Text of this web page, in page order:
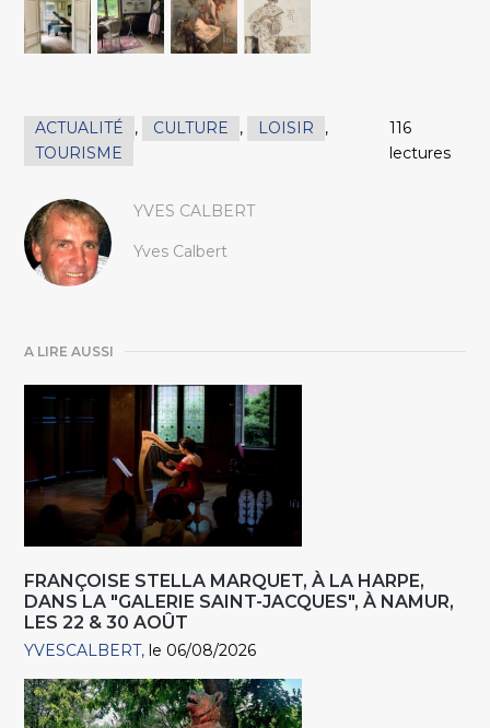
ACTUALITÉ , CULTURE , LOISIR
,
TOURISME
116
lectures
YVES CALBERT
Yves Calbert
A LIRE AUSSI
FRANÇOISE STELLA MARQUET, À LA HARPE,
DANS LA "GALERIE SAINT-JACQUES", À NAMUR,
LES 22 & 30 AOÛT
YVESCALBERT le 06/08/2026